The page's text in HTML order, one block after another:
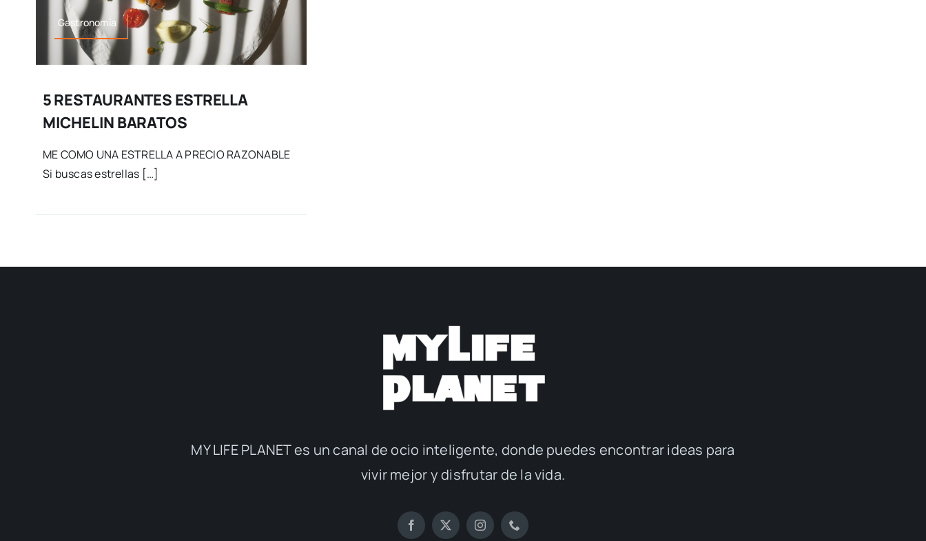
Gastronomía
5 RESTAURANTES ESTRELLA
MICHELIN BARATOS
ME COMO UNA ESTRELLA A PRECIO RAZONABLE
Si buscas estrellas […]
MY LIFE PLANET es un canal de ocio inteligente, donde puedes encontrar ideas para
vivir mejor y disfrutar de la vida.